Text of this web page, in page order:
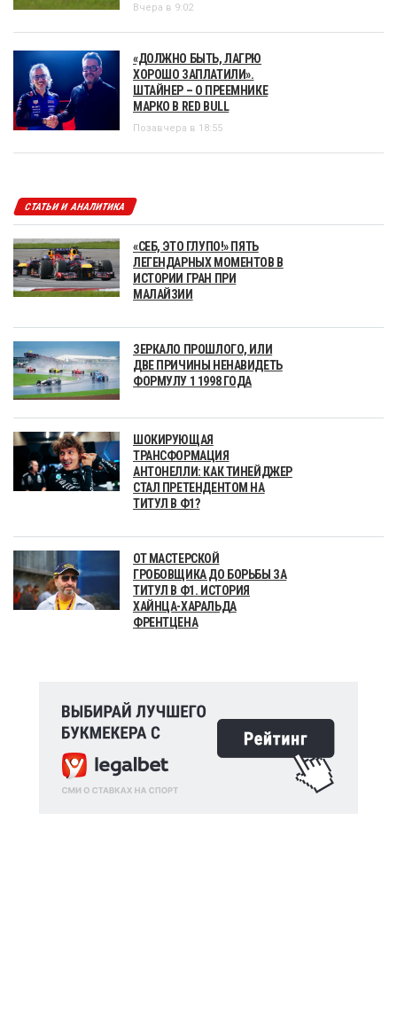
Вчера в 9:02
«ДОЛЖНО БЫТЬ, ЛАГРЮ
ХОРОШО ЗАПЛАТИЛИ».
ШТАЙНЕР – О ПРЕЕМНИКЕ
МАРКО В RED BULL
Позавчера в 18:55
СТАТЬИ И АНАЛИТИКА
«СЕБ, ЭТО ГЛУПО!» ПЯТЬ
ЛЕГЕНДАРНЫХ МОМЕНТОВ В
ИСТОРИИ ГРАН ПРИ
МАЛАЙЗИИ
ЗЕРКАЛО ПРОШЛОГО, ИЛИ
ДВЕ ПРИЧИНЫ НЕНАВИДЕТЬ
ФОРМУЛУ 1 1998 ГОДА
ШОКИРУЮЩАЯ
ТРАНСФОРМАЦИЯ
АНТОНЕЛЛИ: КАК ТИНЕЙДЖЕР
СТАЛ ПРЕТЕНДЕНТОМ НА
ТИТУЛ В Ф1?
ОТ МАСТЕРСКОЙ
ГРОБОВЩИКА ДО БОРЬБЫ ЗА
ТИТУЛ В Ф1. ИСТОРИЯ
ХАЙНЦА-ХАРАЛЬДА
ФРЕНТЦЕНА